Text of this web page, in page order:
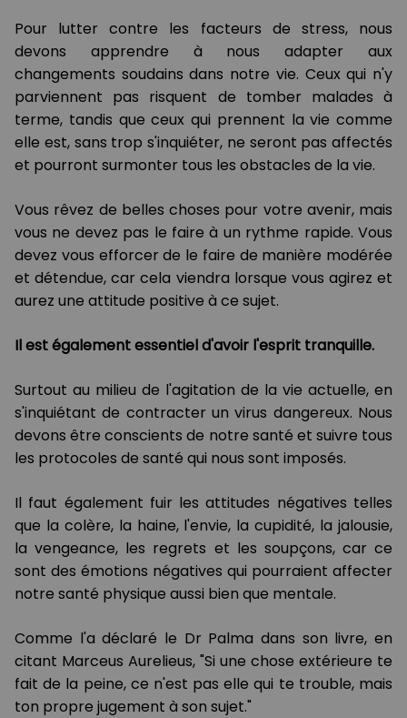
Pour lutter contre les facteurs de stress, nous
devons apprendre à nous adapter aux
changements soudains dans notre vie. Ceux qui n'y
parviennent pas risquent de tomber malades à
terme, tandis que ceux qui prennent la vie comme
elle est, sans trop s'inquiéter, ne seront pas affectés
et pourront surmonter tous les obstacles de la vie.
Vous rêvez de belles choses pour votre avenir, mais
vous ne devez pas le faire à un rythme rapide. Vous
devez vous efforcer de le faire de manière modérée
et détendue, car cela viendra lorsque vous agirez et
aurez une attitude positive à ce sujet.
Il est également essentiel d'avoir l'esprit tranquille.
Surtout au milieu de l'agitation de la vie actuelle, en
s'inquiétant de contracter un virus dangereux. Nous
devons être conscients de notre santé et suivre tous
les protocoles de santé qui nous sont imposés.
Il faut également fuir les attitudes négatives telles
que la colère, la haine, l'envie, la cupidité, la jalousie,
la vengeance, les regrets et les soupçons, car ce
sont des émotions négatives qui pourraient affecter
notre santé physique aussi bien que mentale.
Comme l'a déclaré le Dr Palma dans son livre, en
citant Marceus Aurelieus, "Si une chose extérieure te
fait de la peine, ce n'est pas elle qui te trouble, mais
ton propre jugement à son sujet."